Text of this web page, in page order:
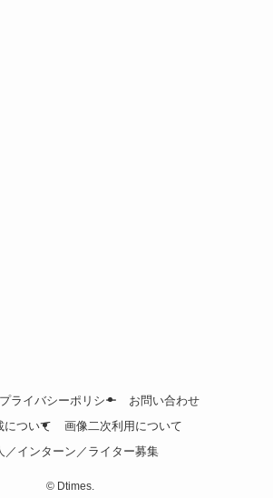
プライバシーポリシー
お問い合わせ
について
画像二次利用について
／インターン／ライター募集
©Dtimes.